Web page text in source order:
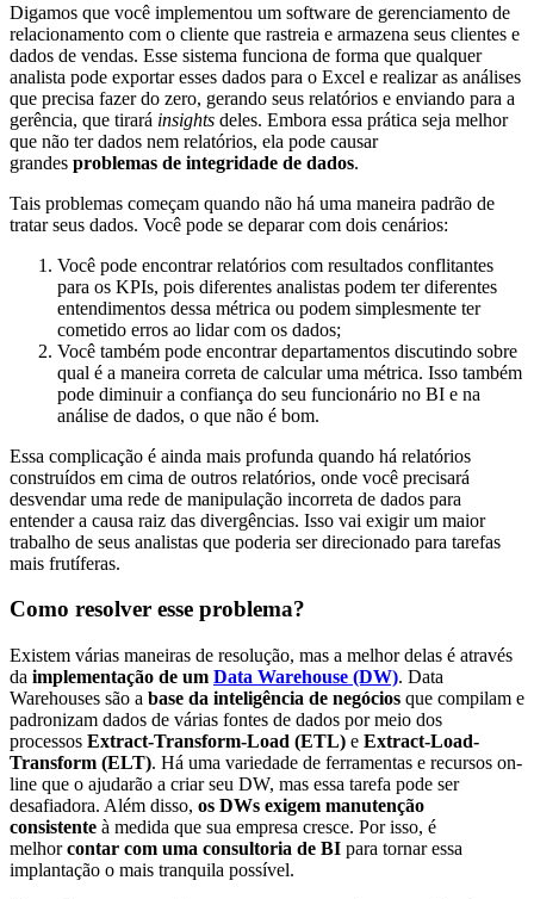
Digamos que você implementou um software de gerenciamento de
relacionamento com o cliente que rastreia e armazena seus clientes e
dados de vendas. Esse sistema funciona de forma que qualquer
analista pode exportar esses dados para o Excel e realizar as análises
que precisa fazer do zero, gerando seus relatórios e enviando para a
gerência, que tirará insights deles. Embora essa prática seja melhor
que não ter dados nem relatórios, ela pode causar
grandes problemas de integridade de dados.
Tais problemas começam quando não há uma maneira padrão de
tratar seus dados. Você pode se deparar com dois cenários:
Você pode encontrar relatórios com resultados conflitantes
para os KPIs, pois diferentes analistas podem ter diferentes
entendimentos dessa métrica ou podem simplesmente ter
cometido erros ao lidar com os dados;
Você também pode encontrar departamentos discutindo sobre
qual é a maneira correta de calcular uma métrica. Isso também
pode diminuir a confiança do seu funcionário no BI e na
análise de dados, o que não é bom.
Essa complicação é ainda mais profunda quando há relatórios
construídos em cima de outros relatórios, onde você precisará
desvendar uma rede de manipulação incorreta de dados para
entender a causa raiz das divergências. Isso vai exigir um maior
trabalho de seus analistas que poderia ser direcionado para tarefas
mais frutíferas.
Como resolver esse problema?
Existem várias maneiras de resolução, mas a melhor delas é através
da implementação de um Data Warehouse (DW). Data
Warehouses são a base da inteligência de negócios que compilam e
padronizam dados de várias fontes de dados por meio dos
processos Extract-Transform-Load (ETL) e Extract-Load-
Transform (ELT). Há uma variedade de ferramentas e recursos on-
line que o ajudarão a criar seu DW, mas essa tarefa pode ser
desafiadora. Além disso, os DWs exigem manutenção
consistente à medida que sua empresa cresce. Por isso, é
melhorcontar com uma consultoria de BI para tornar essa
implantação o mais tranquila possível.